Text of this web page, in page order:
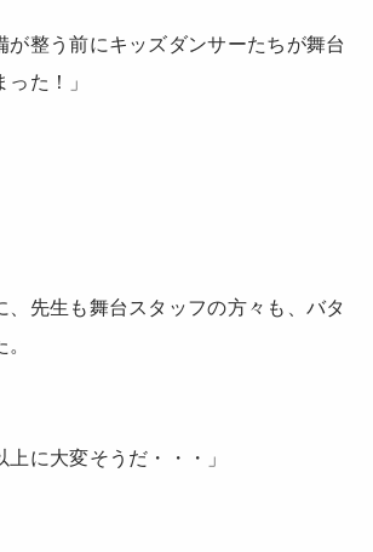
が整う前にキッズダンサーたちが舞台
た！」
、先生も舞台スタッフの方々も、バタ
上に大変そうだ・・・」